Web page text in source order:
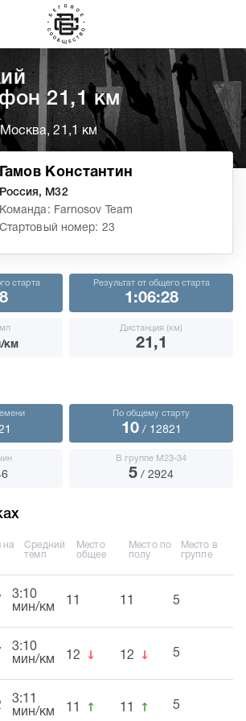
21,1 км
21,1 км
Гамов Константин
Россия, М32
Команда: Farnosov Team
Стартовый номер: 23
старта Результат от общего старта
1:06:28
км
Дистанция (км)
21,1
По общему старту
10/ 12821
В группе М23-34
5 / 2924
на
Средний
темп
Место
общее
Место по
полу
Место в
группе
3:10
мин/км
5
3:10
мин/км
12 ↓ 12 ↓ 5
3:11
мин/км
11 ↑ 11 ↑ 5